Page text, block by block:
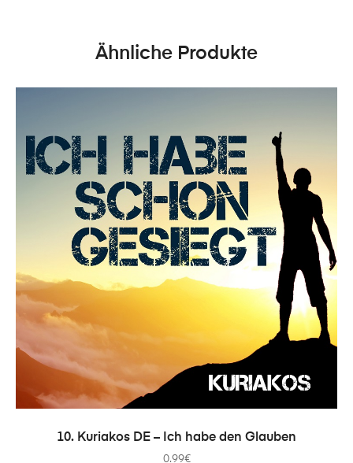
Ähnliche Produkte
IN DEN WARENKORB
10. Kuriakos DE – Ich habe den Glauben
0.99€